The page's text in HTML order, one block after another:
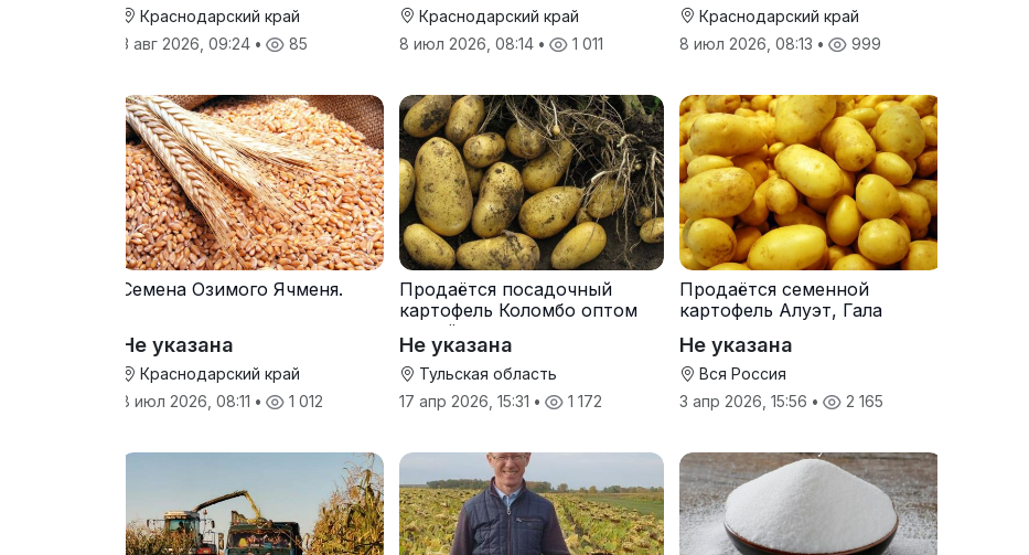
Краснодарский край
3 авг 2026, 09:24 • 85
Краснодарский край
8 июл 2026, 08:14 • 1 011
Краснодарский край
8 июл 2026, 08:13 • 999
Семена Озимого Ячменя.
Не указана
Краснодарский край
8 июл 2026, 08:11 • 1 012
Продаётся посадочный
картофель Коломбо оптом
от трёх тонн
Не указана
Тульская область
17 апр 2026, 15:31 • 1 172
Продаётся семенной
картофель Алуэт, Гала
Не указана
Вся Россия
3 апр 2026, 15:56 • 2 165